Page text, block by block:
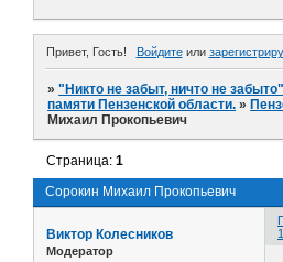
Привет, Гость! Войдитеили
»"Никто не забыт, ничто не
памяти Пензенской области. »
Михаил Прокопьевич
Сорокин Михаил Прокопьевич
Страница:1
Виктор Колесников
Модератор